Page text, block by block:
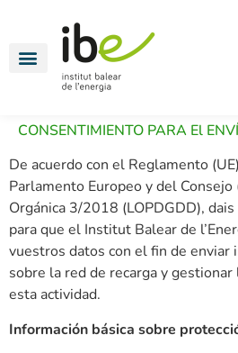
CONSENTIMIENTO PARA El
De acuerdo con el Reglamento
Parlamento Europeo y del Consejo
Orgánica 3/2018 (LOPDGDD),
para que el Institut Balear de
vuestros datos con el fin de enviar
sobre la red de recarga y
esta actividad.
Información básica sobre